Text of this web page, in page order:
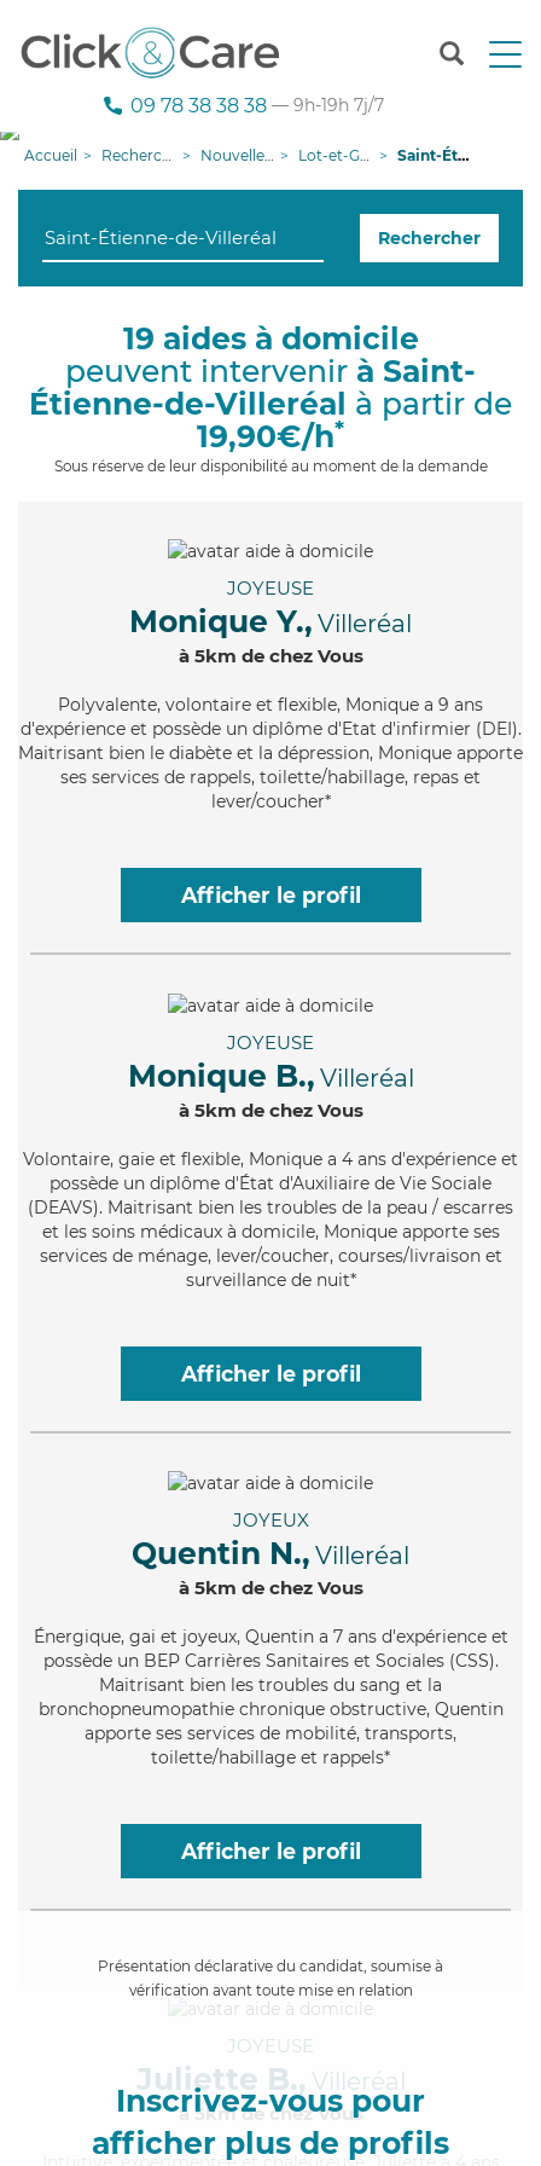
T
n
g
n
09 78 38 38 38 — 9h-19h 7j/7
Accueil Recherche aide à domicile Nouvelle-Aquitaine Lot-et-Garonne Saint-Étienne-de-Villeréal
Rechercher
19 aides à domicile
peuvent intervenir à Saint-
Étienne-de-Villeréal à partir de
19,90€/h*
Sous réserve de leur disponibilité au moment de la demande
JOYEUSE
Monique Y., Villeréal
à 5km de chez Vous
Polyvalente, volontaire et flexible, Monique a 9 ans
d'expérience et possède un diplôme d'Etat d'infirmier (DEI).
Maitrisant bien le diabète et la dépression, Monique apporte
ses services de rappels, toilette/habillage, repas et
lever/coucher*
Afficher le profil
JOYEUSE
Monique B., Villeréal
à 5km de chez Vous
Volontaire, gaie et flexible, Monique a 4 ans d'expérience et
possède un diplôme d'État d'Auxiliaire de Vie Sociale
(DEAVS). Maitrisant bien les troubles de la peau / escarres
et les soins médicaux à domicile, Monique apporte ses
services de ménage, lever/coucher, courses/livraison et
surveillance de nuit*
Afficher le profil
JOYEUX
Quentin N., Villeréal
à 5km de chez Vous
Énergique, gai et joyeux, Quentin a 7 ans d'expérience et
possède un BEP Carrières Sanitaires et Sociales (CSS).
Maitrisant bien les troubles du sang et la
bronchopneumopathie chronique obstructive, Quentin
apporte ses services de mobilité, transports,
toilette/habillage et rappels*
Afficher le profil
Présentation déclarative du candidat, soumise à
vérification avant toute mise en relation
Inscrivez-vous pour
afficher plus de profils
JOYEUSE
Juliette B., Villeréal
à 5km de chez Vous